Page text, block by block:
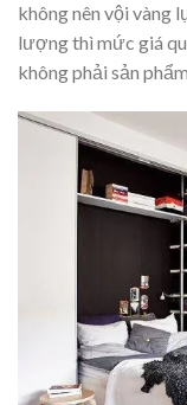
không nên vội vàng
lượng thì mức giá
không phải sản